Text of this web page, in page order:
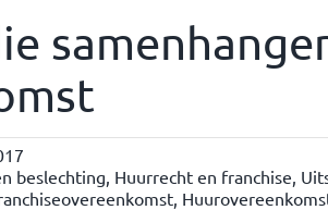
beslechting, Huurrecht en franchise,
,